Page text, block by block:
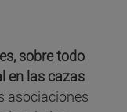
sobre todo
en las cazas
asociaciones